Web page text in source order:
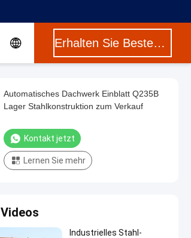
Erhalten Sie Besten Preis
Automatisches Dachwerk Einblatt Q235B
Lager Stahlkonstruktion zum Verkauf
Kontakt jetzt
Lernen Sie mehr
Industrielles Stahl-